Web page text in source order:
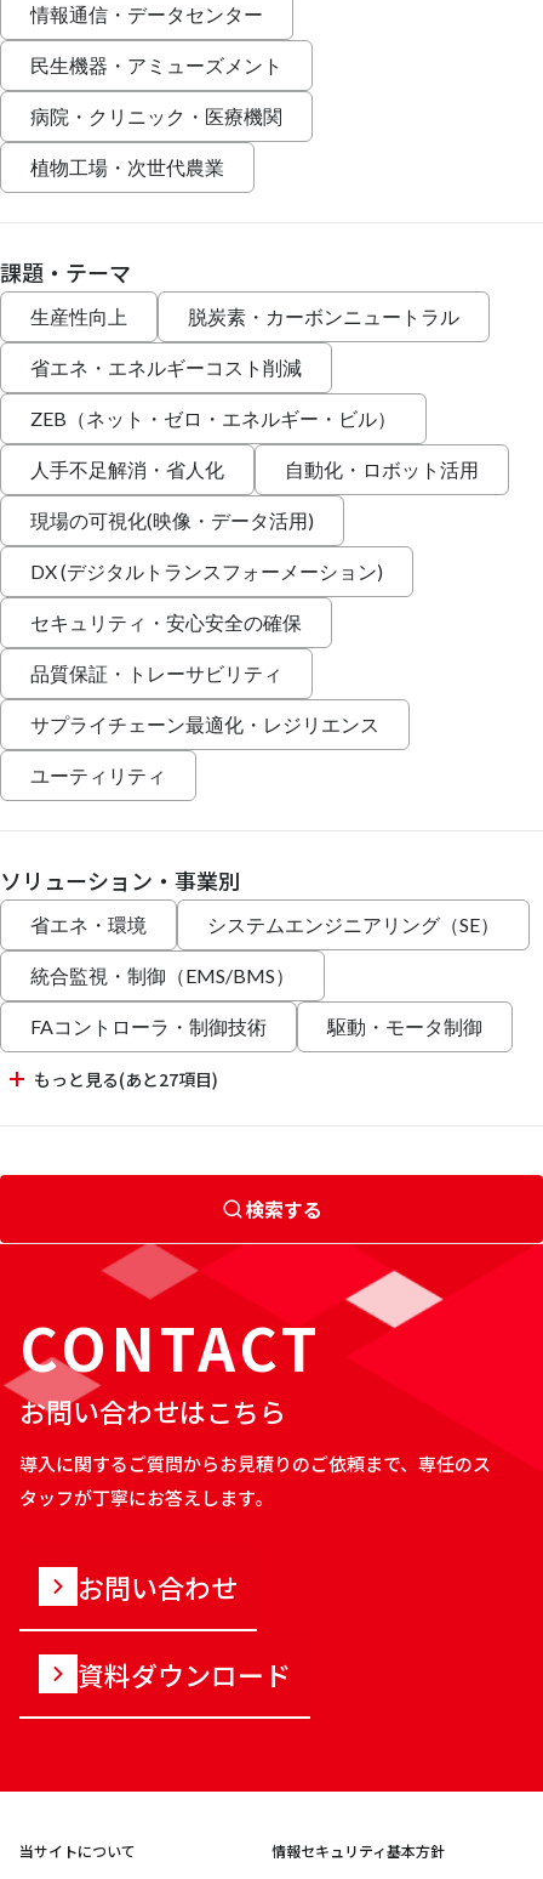
情報通信・データセンター
民生機器・アミューズメント
病院・クリニック・医療機関
植物工場・次世代農業
課題・テーマ
生産性向上 脱炭素・カーボンニュートラル
省エネ・エネルギーコスト削減
ZEB（ネット・ゼロ・エネルギー・ビル）
人手不足解消・省人化 自動化・ロボット活用
現場の可視化(映像・データ活用)
DX (デジタルトランスフォーメーション)
セキュリティ・安心安全の確保
品質保証・トレーサビリティ
サプライチェーン最適化・レジリエンス
ユーティリティ
ソリューション・事業別
省エネ・環境 システムエンジニアリング（SE）
統合監視・制御（EMS/BMS）
FAコントローラ・制御技術 駆動・モータ制御
もっと見る(あと27項目)
検索する
CONTACT
お問い合わせはこちら
導入に関するご質問からお見積りのご依頼まで、専任のス
タッフが丁寧にお答えします。
お問い合わせ
資料ダウンロード
当サイトについて 情報セキュリティ基本方針